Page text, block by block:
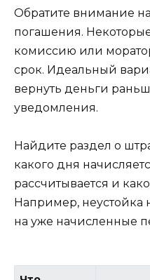
Обратите внимание
погашения.
комиссию или
срок. Идеальный
вернуть деньги
уведомления.
Найдите раздел о
какого дня
рассчитывается и
Например, неустойка
на уже начисленные